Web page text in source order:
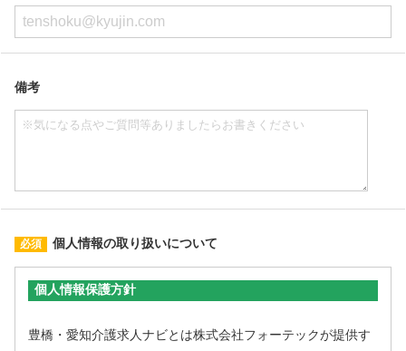
備考
個人情報の取り扱いについて
個人情報保護方針
豊橋・愛知介護求人ナビとは株式会社フォーテックが提供す